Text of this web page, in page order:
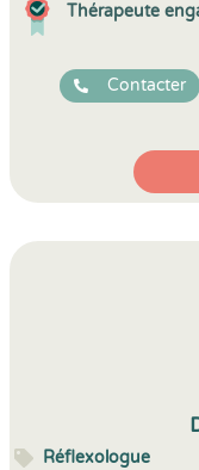
Thérapeute
Contacter
Réflexologue